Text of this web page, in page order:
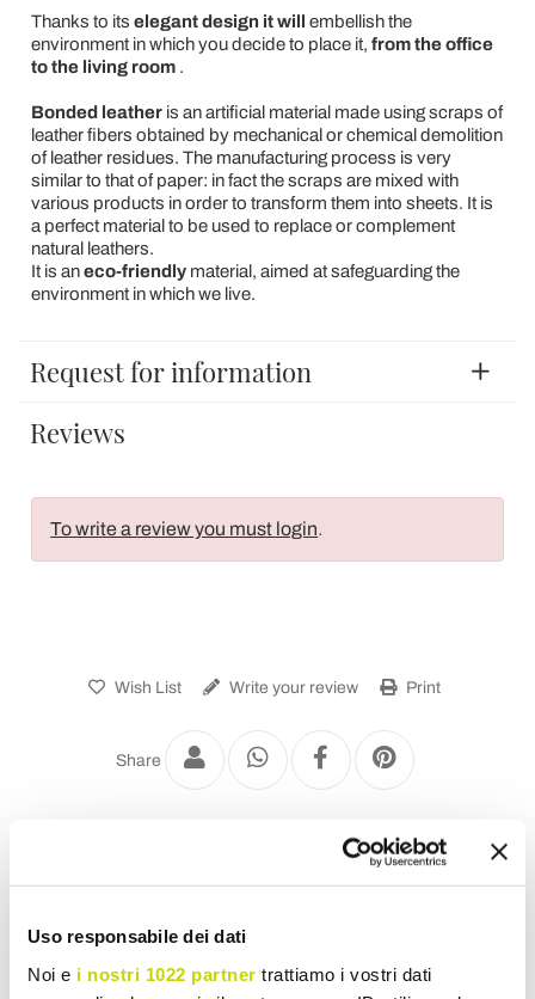
Uso responsabile dei dati
Noi e i nostri 1022 partner trattiamo i vostri dati
Thanks to its elegant design it will embellish the
environment in which you decide to place it, from the office
to the living room.
Bonded leatheris an artificial material made using scraps of
leather fibers obtained by mechanical or chemical demolition
of leather residues. The manufacturing process is very
similar to that of paper: in fact the scraps are mixed with
various products in order to transform them into sheets. It is
a perfect material to be used to replace or complement
natural leathers.
It is aneco-friendlymaterial, aimed at safeguarding the
environment in which we live.
Request for information
Reviews
To write a review you must login.
Wish List Write your review Print
Share
Office Accessories